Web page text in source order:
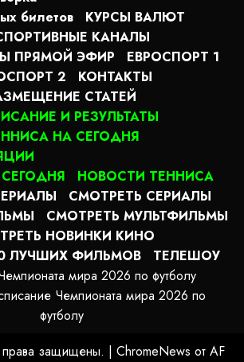
билетов
КУРСЫ ВАЛЮТ
КАНАЛЫ
ПРЯМОЙ ЭФИР
ЕВРОСПОРТ 1
2
КОНТАКТЫ
СТАТЕЙ
И РЕЗУЛЬТАТЫ
НА СЕГОДНЯ
НОВОСТИ ТЕННИСА
СМОТРЕТЬ СЕРИАЛЫ
СМОТРЕТЬ МУЛЬТФИЛЬМЫ
НОВИНКИ КИНО
ЛУЧШИХ ФИЛЬМОВ
ТЕЛЕШОУ
мира 2026 по футболу
Чемпионата мира 2026 по
футболу
защищены. | ChromeNews от AF